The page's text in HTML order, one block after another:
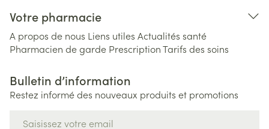
Votre pharmacie
A propos de nous Liens utiles Actualités santé
Pharmacien de garde PrescriptionTarifs des soins
Bulletin d’information
Restez informé des nouveaux produits et promotions